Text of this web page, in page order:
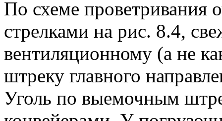
По схеме проветривания
стрелками на рис. 8.4,
вентиляционному (а не
штреку главного
Уголь по выемочным